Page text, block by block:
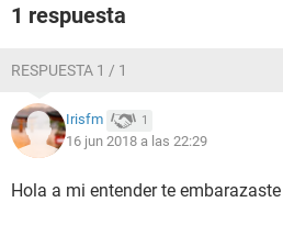
1 respuesta
RESPUESTA 1 / 1
Irisfm 1
16 jun 2018 a las 22:29
Hola a mi entender te